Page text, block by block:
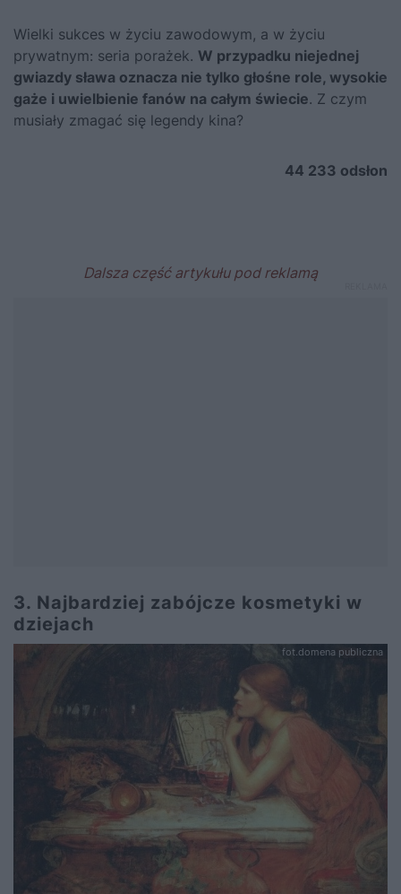
Wielki sukces w życiu zawodowym, a w życiu
prywatnym: seria porażek. W przypadku niejednej
gwiazdy sława oznacza nie tylko głośne role, wysokie
gaże i uwielbienie fanów na całym świecie. Z czym
musiały zmagać się legendy kina?
44 233 odsłon
3. Najbardziej zabójcze kosmetyki w
dziejach
fot.domena publiczna